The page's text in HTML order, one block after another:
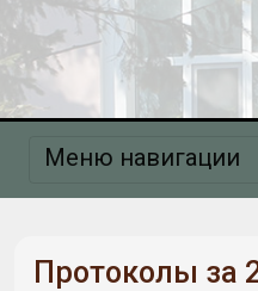
Меню навигации
Протоколы за